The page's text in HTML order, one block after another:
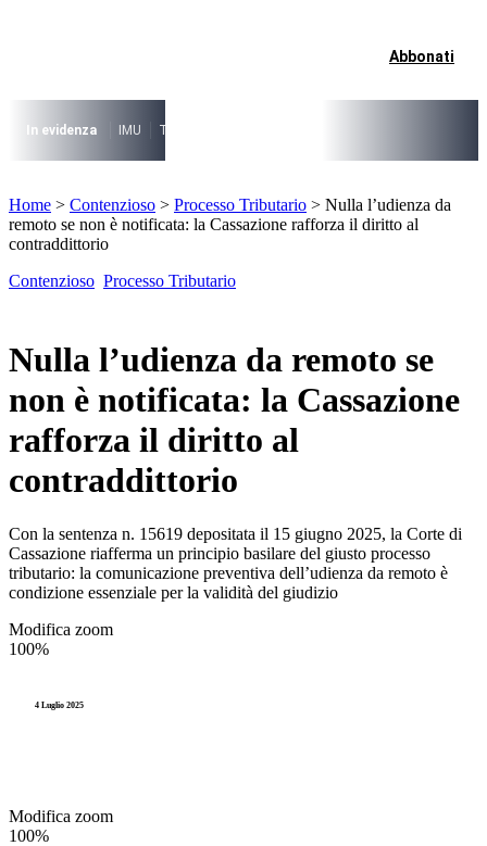
I più cercati
Lorem ipsum dolor sit amet consectetur
Lorem ipsum dolor sit amet consectetur
Abbonati
In evidenza IMU TARI
Lorem ipsum dolor sit amet consectetur
Home > Contenzioso > Processo Tributario > Nulla l’udienza da
remoto se non è notificata: la Cassazione rafforza il diritto al
contraddittorio
Contenzioso Processo Tributario
Nulla l’udienza da remoto se
non è notificata: la Cassazione
rafforza il diritto al
contraddittorio
Con la sentenza n. 15619 depositata il 15 giugno 2025, la Corte di
Cassazione riafferma un principio basilare del giusto processo
tributario: la comunicazione preventiva dell’udienza da remoto è
condizione essenziale per la validità del giudizio
Modifica zoom
100%
4 Luglio 2025
Modifica zoom
100%